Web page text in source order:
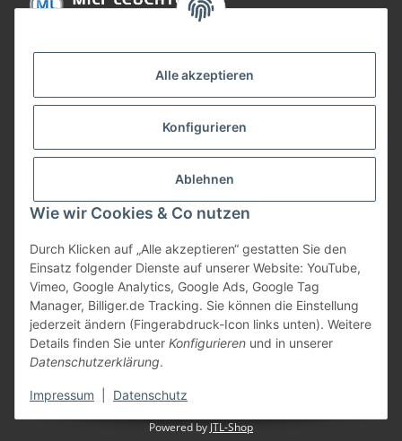
Alle akzeptieren
Konfigurieren
Ablehnen
Wie wir Cookies & Co nutzen
Durch Klicken auf „Alle akzeptieren“ gestatten Sie den
Einsatz folgender Dienste auf unserer Website: YouTube,
Vimeo, Google Analytics, Google Ads, Google Tag
Manager, Billiger.de Tracking. Sie können die Einstellung
jederzeit ändern (Fingerabdruck-Icon links unten). Weitere
Details finden Sie unter Konfigurieren und in unserer
Datenschutzerklärung.
Impressum Datenschutz
Gesetzliche Informationen
Bezahlung
Vertrag widerrufen
Powered by JTL-Shop